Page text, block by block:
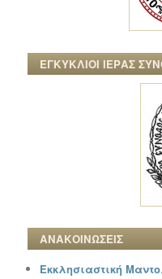
ΕΓΚΥΚΛΙΟΙ ΙΕΡΑΣ
ΑΝΑΚΟΙΝΩΣΕΙΣ
Εκκλησιαστική